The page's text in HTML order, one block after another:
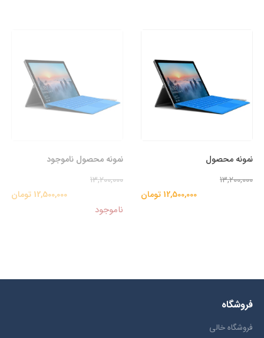
نمونه محصول
13,200,000
12,500,000 تومان
نمونه محصول ناموجود
13,200,000
12,500,000 تومان
ناموجود
فروشگاه
فروشگاه خالی